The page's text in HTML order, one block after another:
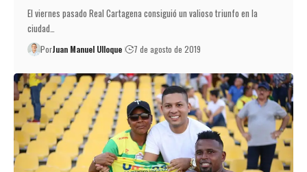
El viernes pasado Real Cartagena consiguió un valioso triunfo en la
ciudad…
PorJuan Manuel Ulloque 7 de agosto de 2019